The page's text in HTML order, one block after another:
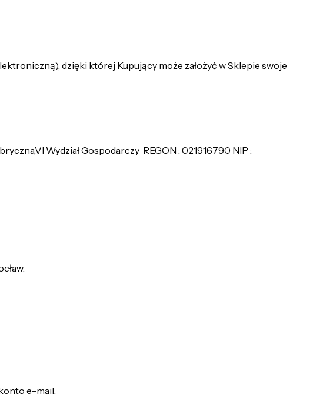
dzięki której Kupujący może założyć w Sklepie swoje
Wydział Gospodarczy REGON : 021916790 NIP :
e-mail.